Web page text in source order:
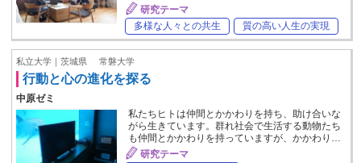
研究テーマ
多様な人々との共生
質の高い人生の実現
私立大学｜茨城県 常磐大学
行動と心の進化を探る
中原ゼミ
私たちヒトは仲間とかかわりを持ち、助け合いな
がら生きています。群れ社会で生活する動物たち
も仲間とかかわりを持っていますが、かかわり…
研究テーマ